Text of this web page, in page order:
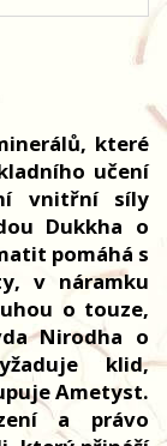
které
učení
vnitřní síly
Dukkha o
pomáhá s
v náramku
o touze,
Nirodha o
klid,
Ametyst.
a právo